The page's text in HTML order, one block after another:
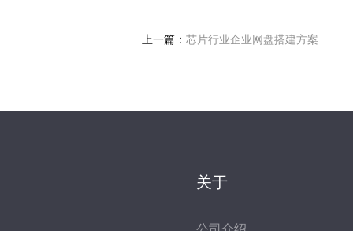
上一篇： 芯片行业企业网盘搭建方案
关于